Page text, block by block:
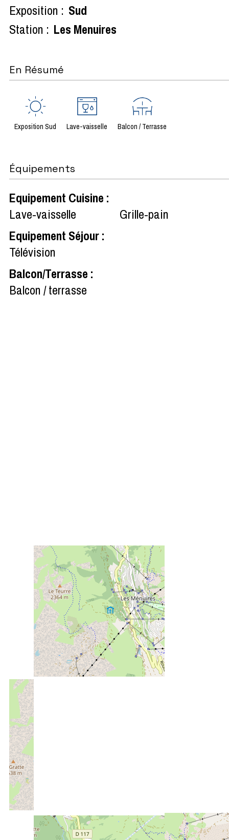
Exposition : Sud
Station : Les Menuires
En Résumé
Exposition Sud Lave-vaisselle Balcon / Terrasse
Équipements
Equipement Cuisine :
Lave-vaisselle
Grille-pain
Equipement Séjour:
Télévision
Balcon/Terrasse :
Balcon / terrasse